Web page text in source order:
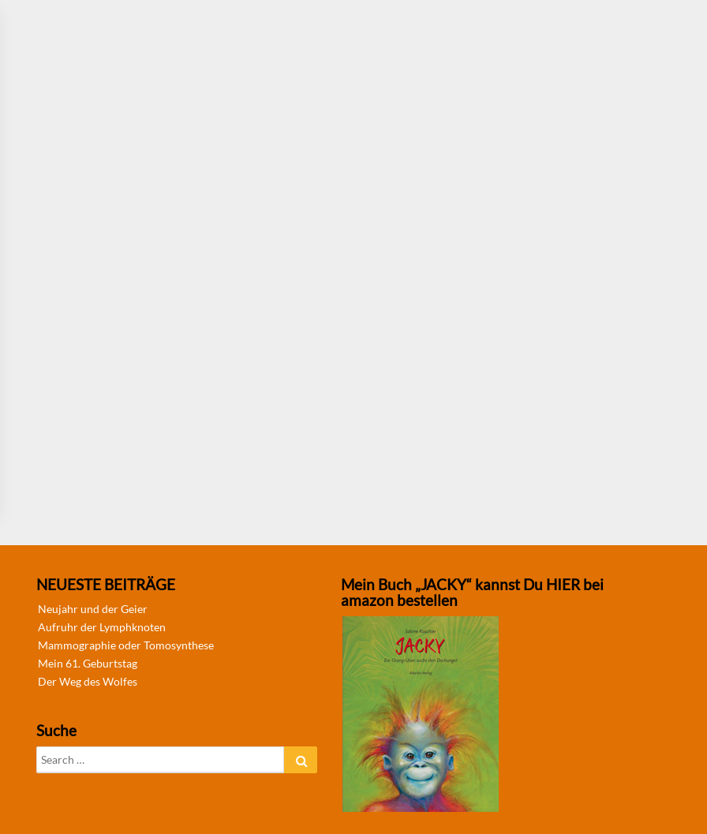
NEUESTE BEITRÄGE
Neujahr und der Geier
Aufruhr der Lymphknoten
Mammographie oder Tomosynthese
Mein 61. Geburtstag
Der Weg des Wolfes
Suche
Search
for:
Mein Buch „JACKY“ kannst Du HIER bei
amazon bestellen